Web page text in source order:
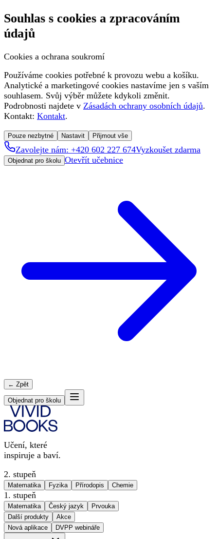
Souhlas s cookies a zpracováním
údajů
Cookies a ochrana soukromí
Používáme cookies potřebné k provozu webu a košíku.
Analytické a marketingové cookies nastavíme jen s vaším
souhlasem. Svůj výběr můžete kdykoli změnit.
Podrobnosti najdete v Zásadách ochrany osobních údajů.
Kontakt: Kontakt.
Pouze nezbytné Nastavit Přijmout vše
Zavolejte nám: +420 602 227 674Vyzkoušet zdarma
Objednat pro školu Otevřít učebnice
← Zpět
Objednat pro školu
Učení, které
inspiruje a baví.
2. stupeň
Matematika Fyzika Přírodopis Chemie
1. stupeň
Matematika Český jazyk
Prvouka
Další produkty
Akce
Nová aplikace
DVPP webináře